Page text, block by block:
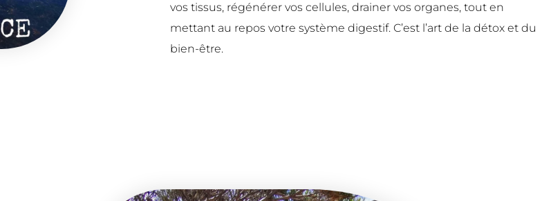
vos tissus, régénérer vos cellules, drainer vos organes, tout en
mettant au repos votre système digestif. C’est l’art de la détox et du
bien-être.